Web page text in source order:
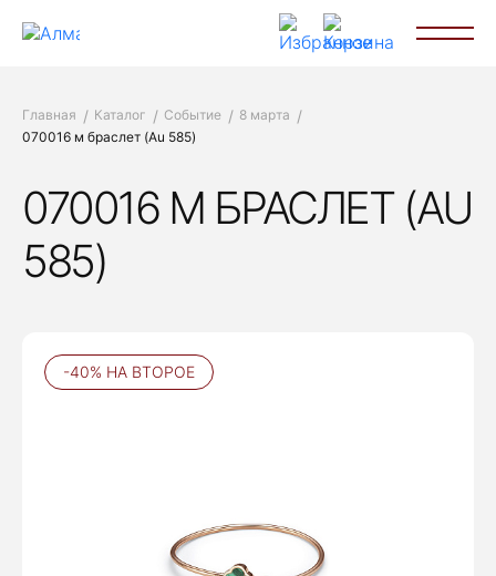
Главная Каталог Событие
8 марта
070016 м браслет (Au 585)
070016 М БРАСЛЕТ (AU
585)
-40% НА ВТОРОЕ